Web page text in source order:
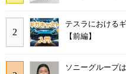
テスラにおける
【前編】
ソニーグループ